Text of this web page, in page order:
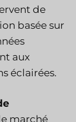
de
basée sur
aux
éclairées.
marché